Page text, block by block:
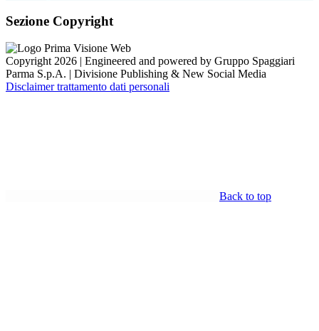
Sezione Copyright
Copyright 2026 | Engineered and powered by Gruppo Spaggiari
Parma S.p.A. | Divisione Publishing & New Social Media
Disclaimer trattamento dati personali
Back to top